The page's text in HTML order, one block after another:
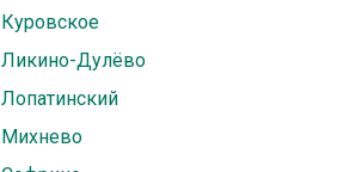
Куровское
Ликино-Дулёво
Лопатинский
Михнево